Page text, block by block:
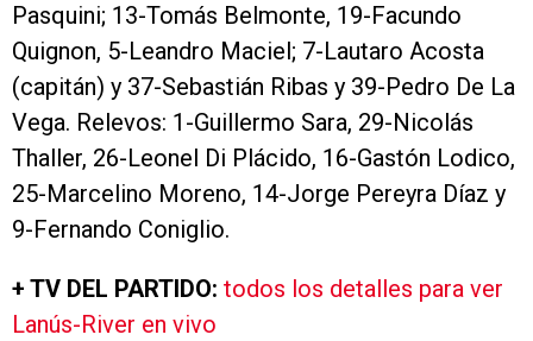
Pasquini; 13-Tomás Belmonte, 19-Facundo
Quignon, 5-Leandro Maciel; 7-Lautaro Acosta
(capitán) y 37-Sebastián Ribas y 39-Pedro De La
Vega. Relevos: 1-Guillermo Sara, 29-Nicolás
Thaller, 26-Leonel Di Plácido, 16-Gastón Lodico,
25-Marcelino Moreno, 14-Jorge Pereyra Díaz y
9-Fernando Coniglio.
+ TV DEL PARTIDO: todos los detalles para ver
Lanús-River en vivo